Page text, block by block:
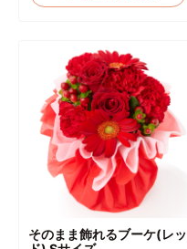
そのまま飾れるブーケ(レッ